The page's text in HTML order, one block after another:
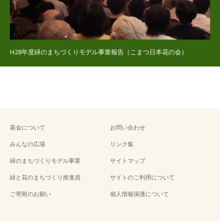
H28年度緑のまちづくりモデル事業報告（こまつ日本花の会）
基金について
みんなの広場
緑のまちづくりモデル事業
緑と花のまちづくり推進員
ご寄附のお願い
お問い合わせ
リンク集
サイトマップ
サイトのご利用について
個人情報保護について